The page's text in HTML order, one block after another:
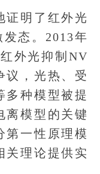
明了红外光
态。2013年
外光抑制NV
议，光热、受
多种模型被提
离模型的关键
第一性原理模
关理论提供实